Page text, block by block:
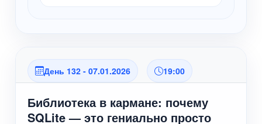
День 132 - 07.01.2026 19:00
Библиотека в кармане: почему
SQLite — это гениально просто